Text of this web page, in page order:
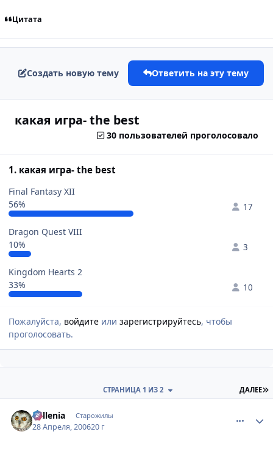
Цитата
Создать новую тему Ответить на эту тему
какая игра- the best
30 пользователей проголосовало
1. какая игра- the best
Final Fantasy XII
56%
17
Dragon Quest VIII
10%
3
Kingdom Hearts 2
33%
10
Пожалуйста, войдите или зарегистрируйтесь, чтобы
проголосовать.
ДАЛЕЕ
СТРАНИЦА 1 ИЗ 2
Millenia Старожилы
28 Апреля, 200620 г